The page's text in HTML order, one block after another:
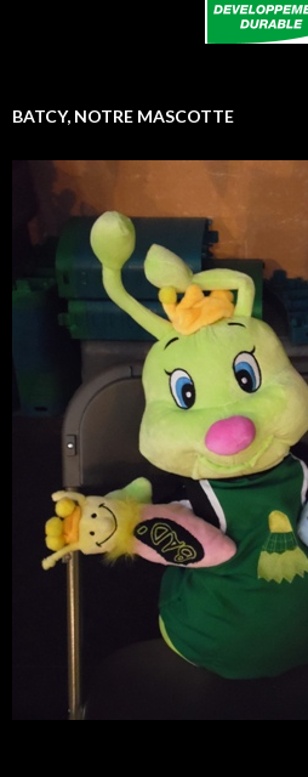
BATCY, NOTRE MASCOTTE